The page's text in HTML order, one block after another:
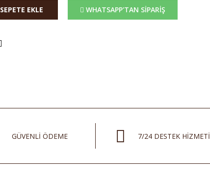
SEPETE EKLE WHATSAPP'TAN SİPARİŞ
GÜVENLİ ÖDEME 7/24 DESTEK HİZMETİ